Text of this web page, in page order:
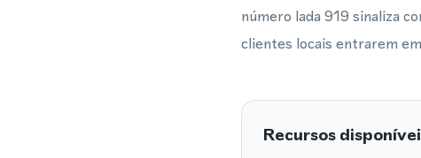
número lada 919 sinaliza
clientes locais entrarem
Recursos